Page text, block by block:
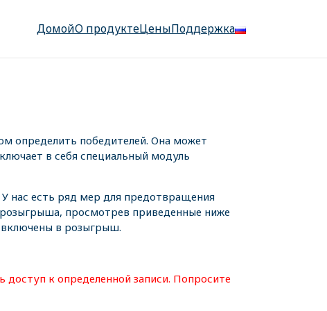
ДомойО продуктеЦеныПоддержка
определить победителей. Она может
в себя специальный модуль
нас есть ряд мер для предотвращения
просмотрев приведенные ниже
включены в розыгрыш.
к определенной записи. Попросите